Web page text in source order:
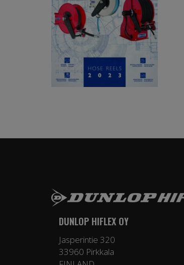
DUNLOP HIFLEX OY
Jasperintie 320
33960 Pirkkala